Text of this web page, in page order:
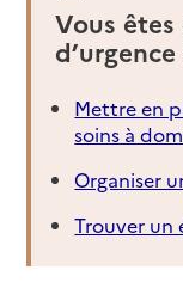
Vous
d’urgence
Mettre en
soins à
Organiser
Trouver un